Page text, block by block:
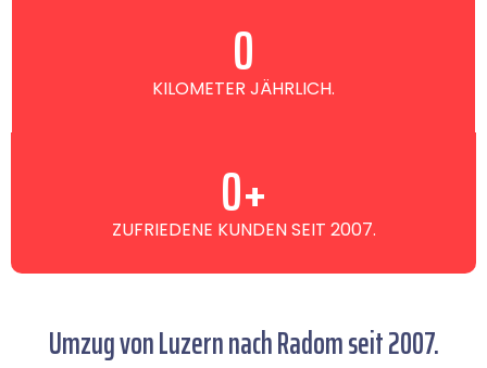
KILOMETER JÄHRLICH.
0
ZUFRIEDENE KUNDEN SEIT 2007.
0+
Umzug von Luzern nach Radom seit 2007.